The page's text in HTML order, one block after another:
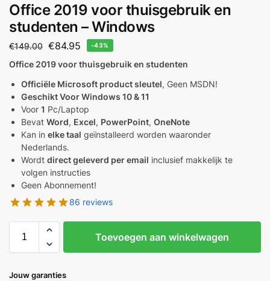
Office 2019 voor thuisgebruik en
studenten – Windows
€149.00 €84.95 -43%
Office 2019 voor thuisgebruik en studenten
Officiële Microsoft product sleutel, Geen MSDN!
Geschikt Voor Windows 10 & 11
Voor 1 Pc/Laptop
Bevat Word, Excel, PowerPoint, OneNote
Kan in elke taal geïnstalleerd worden waaronder
Nederlands.
Wordt direct geleverd per email inclusief makkelijk te
volgen instructies
Geen Abonnement!
86 reviews
Toevoegen aan winkelwagen
Jouw garanties